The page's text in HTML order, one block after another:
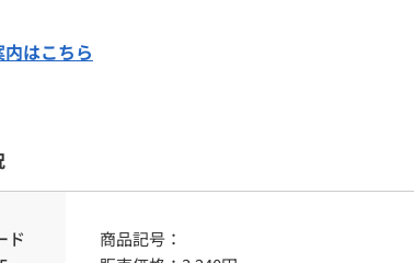
はこちら
ド
商品記号：